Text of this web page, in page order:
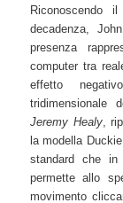
Riconoscendo
decadenza,
presenza
computer tra
effetto
tridimensionale
Jeremy Healy,
la modella
standard che
permette allo
movimento